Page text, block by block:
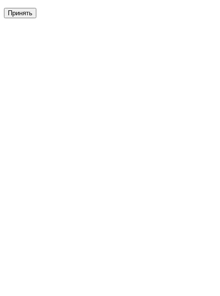
Принять